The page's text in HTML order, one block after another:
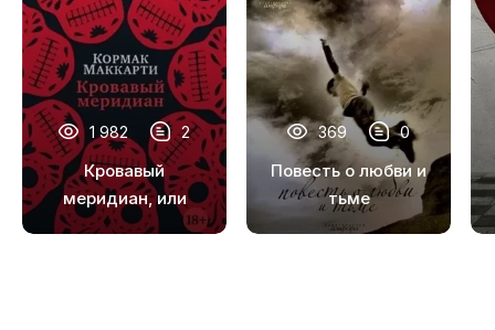
15
16
17
18
19
20
1 982 2
Кровавый
меридиан, или
Закатный
369 0
Повесть о любви и
тьме